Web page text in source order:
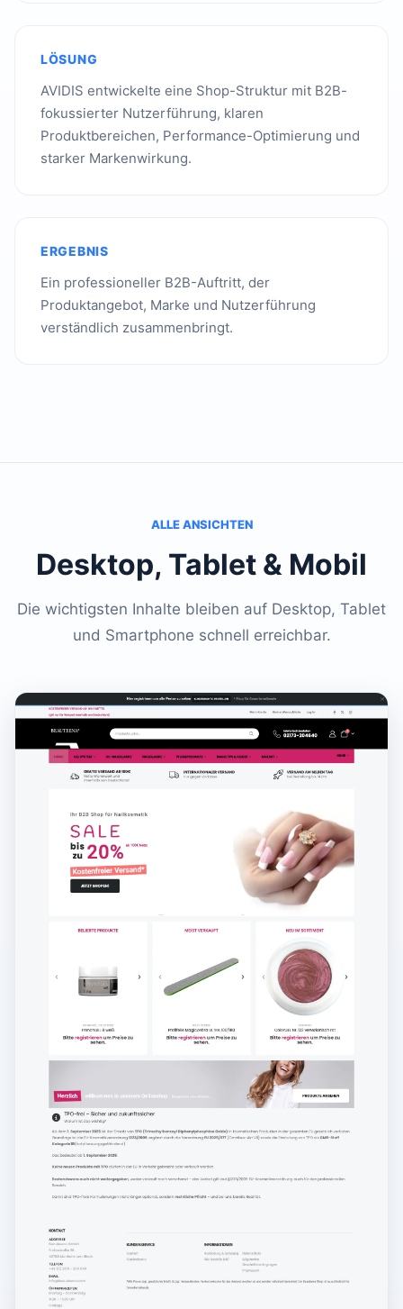
LÖSUNG
AVIDIS entwickelte eine Shop-Struktur mit B2B-
fokussierter Nutzerführung, klaren
Produktbereichen, Performance-Optimierung und
starker Markenwirkung.
ERGEBNIS
Ein professioneller B2B-Auftritt, der
Produktangebot, Marke und Nutzerführung
verständlich zusammenbringt.
ALLE ANSICHTEN
Desktop, Tablet & Mobil
Die wichtigsten Inhalte bleiben auf Desktop, Tablet
und Smartphone schnell erreichbar.